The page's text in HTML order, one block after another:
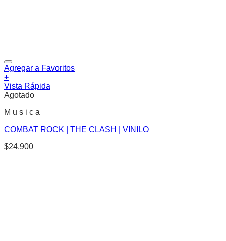
Agregar a Favoritos
+
Vista Rápida
Agotado
M u s i c a
COMBAT ROCK | THE CLASH | VINILO
$24.900